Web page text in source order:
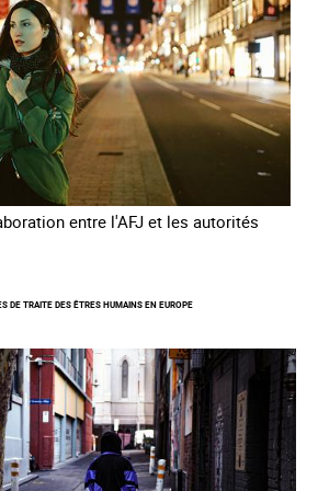
entre l'AFJ et les autorités
DE TRAITE DES ÊTRES HUMAINS EN EUROPE